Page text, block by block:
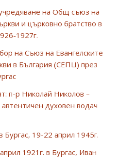
на Общ съюз на
и църковно братство в
1927г.
на Съюз на Евангелските
в България (СЕПЦ) през
п-р Николай Николов –
духовен водач
19-22 април 1945г.
1921г. в Бургас, Иван